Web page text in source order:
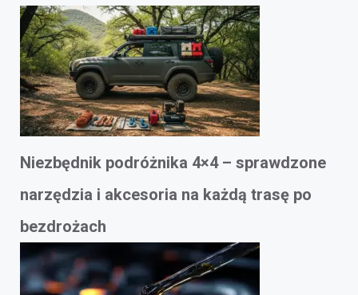
Niezbędnik podróżnika 4×4 – sprawdzone
narzędzia i akcesoria na każdą trasę po
bezdrożach